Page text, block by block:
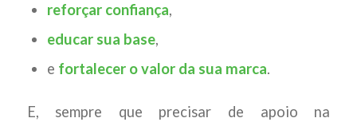
reforçar confiança,
educar sua base,
e fortalecer o valor da sua marca.
E, sempre que precisar de apoio na